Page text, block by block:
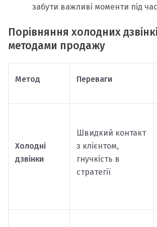
забути важливі моменти під
Порівняння холодних
методами продажу
Метод Переваги
Холодні
дзвінки
Швидкий контакт
з клієнтом,
гнучкість в
стратегії